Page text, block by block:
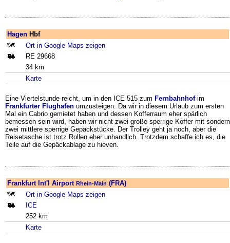
Hagen Hbf
Ort in Google Maps zeigen
RE 29668
34 km
Karte
Eine Viertelstunde reicht, um in den ICE 515 zum Fernbahnhofim
Frankfurter Flughafen umzusteigen. Da wir in diesem Urlaub zum ersten
Mal ein Cabrio gemietet haben und dessen Kofferraum eher spärlich
bemessen sein wird, haben wir nicht zwei große sperrige Koffer mit sondern
zwei mittlere sperrige Gepäckstücke. Der Trolley geht ja noch, aber die
Reisetasche ist trotz Rollen eher unhandlich. Trotzdem schaffe ich es, die
Teile auf die Gepäckablage zu hieven.
Frankfurt Int'l Airport Rhein-Main (FRA)
Ort in Google Maps zeigen
ICE
252 km
Karte